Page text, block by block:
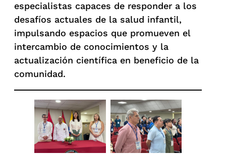
especialistas capaces de responder a los
desafíos actuales de la salud infantil,
impulsando espacios que promueven el
intercambio de conocimientos y la
actualización científica en beneficio de la
comunidad.